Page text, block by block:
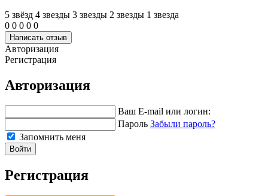
5 звёзд 4 звeзды 3 звeзды 2 звeзды 1 звeзда
0 0 0 0 0
Написать отзыв
Авторизация
Регистрация
Авторизация
Ваш E-mail или логин:
Пароль Забыли пароль?
Запомнить меня
Войти
Регистрация